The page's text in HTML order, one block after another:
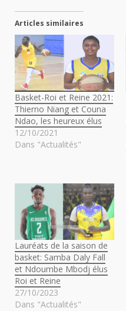
Articles similaires
Basket-Roi et Reine 2021:
Thierno Niang et Couna
Ndao, les heureux élus
12/10/2021
Dans "Actualités"
Lauréats de la saison de
basket: Samba Daly Fall
et Ndoumbe Mbodj élus
Roi et Reine
27/10/2023
Dans "Actualités"